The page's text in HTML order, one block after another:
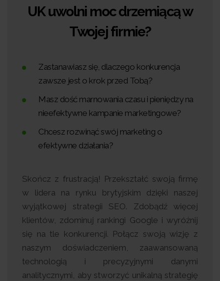
UK uwolni moc drzemiącą w
Twojej firmie?
Zastanawiasz się, dlaczego konkurencja
zawsze jest o krok przed Tobą?
Masz dość marnowania czasu i pieniędzy na
nieefektywne kampanie marketingowe?
Chcesz rozwinąć swój marketing o
efektywne działania?
Skończ z frustracją! Przekształć swoją firmę
w lidera na rynku brytyjskim dzięki naszej
wyjątkowej strategii SEO. Zdobądź więcej
klientów, zdominuj rankingi Google i wyróżnij
się na tle konkurencji. Połącz swoją wizję z
naszym doświadczeniem, zaawansowaną
technologią i precyzyjnymi danymi
analitycznymi, aby stworzyć unikalną strategię